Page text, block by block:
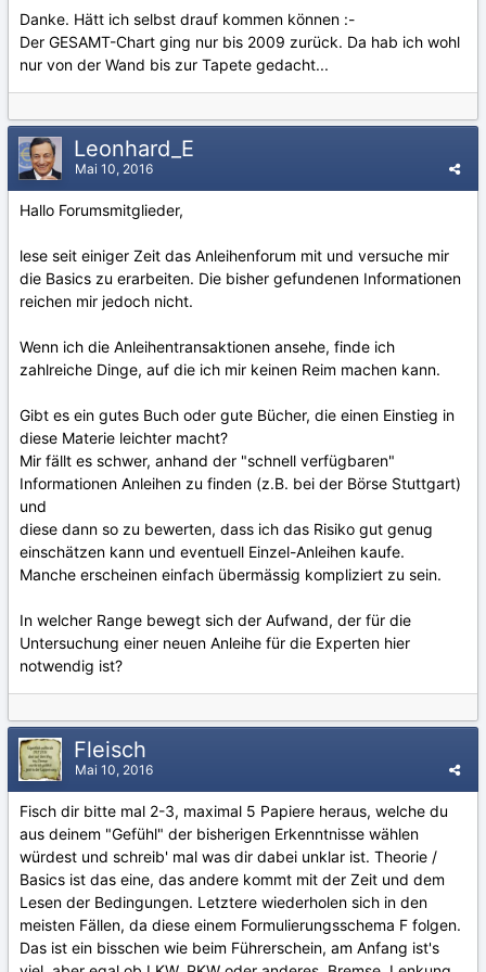
Danke. Hätt ich selbst drauf kommen können :-
Der GESAMT-Chart ging nur bis 2009 zurück. Da hab ich wohl
nur von der Wand bis zur Tapete gedacht...
Leonhard_E
Mai 10, 2016
Hallo Forumsmitglieder,
lese seit einiger Zeit das Anleihenforum mit und versuche mir
die Basics zu erarbeiten. Die bisher gefundenen Informationen
reichen mir jedoch nicht.
Wenn ich die Anleihentransaktionen ansehe, finde ich
zahlreiche Dinge, auf die ich mir keinen Reim machen kann.
Gibt es ein gutes Buch oder gute Bücher, die einen Einstieg in
diese Materie leichter macht?
Mir fällt es schwer, anhand der "schnell verfügbaren"
Informationen Anleihen zu finden (z.B. bei der Börse Stuttgart)
und
diese dann so zu bewerten, dass ich das Risiko gut genug
einschätzen kann und eventuell Einzel-Anleihen kaufe.
Manche erscheinen einfach übermässig kompliziert zu sein.
In welcher Range bewegt sich der Aufwand, der für die
Untersuchung einer neuen Anleihe für die Experten hier
notwendig ist?
Fleisch
Mai 10, 2016
Fisch dir bitte mal 2-3, maximal 5 Papiere heraus, welche du
aus deinem "Gefühl" der bisherigen Erkenntnisse wählen
würdest und schreib' mal was dir dabei unklar ist. Theorie /
Basics ist das eine, das andere kommt mit der Zeit und dem
Lesen der Bedingungen. Letztere wiederholen sich in den
meisten Fällen, da diese einem Formulierungsschema F folgen.
Das ist ein bisschen wie beim Führerschein, am Anfang ist's